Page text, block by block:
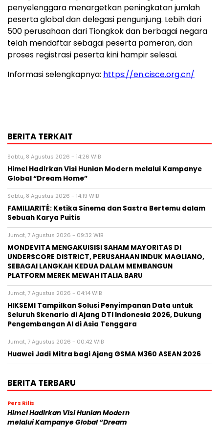
penyelenggara menargetkan peningkatan jumlah
peserta global dan delegasi pengunjung. Lebih dari
500 perusahaan dari Tiongkok dan berbagai negara
telah mendaftar sebagai peserta pameran, dan
proses registrasi peserta kini hampir selesai.
Informasi selengkapnya: https://en.cisce.org.cn/
BERITA TERKAIT
Sabtu, 8 Agustus 2026 - 14:26 WIB
Himel Hadirkan Visi Hunian Modern melalui Kampanye
Global “Dream Home”
Sabtu, 8 Agustus 2026 - 14:19 WIB
FAMILIARITÉ: Ketika Sinema dan Sastra Bertemu dalam
Sebuah Karya Puitis
Jumat, 7 Agustus 2026 - 09:32 WIB
MONDEVITA MENGAKUISISI SAHAM MAYORITAS DI
UNDERSCORE DISTRICT, PERUSAHAAN INDUK MAGLIANO,
SEBAGAI LANGKAH KEDUA DALAM MEMBANGUN
PLATFORM MEREK MEWAH ITALIA BARU
Jumat, 7 Agustus 2026 - 04:14 WIB
HIKSEMI Tampilkan Solusi Penyimpanan Data untuk
Seluruh Skenario di Ajang DTI Indonesia 2026, Dukung
Pengembangan AI di Asia Tenggara
Jumat, 7 Agustus 2026 - 00:42 WIB
Huawei Jadi Mitra bagi Ajang GSMA M360 ASEAN 2026
BERITA TERBARU
Pers Rilis
Himel Hadirkan Visi Hunian Modern
melalui Kampanye Global “Dream